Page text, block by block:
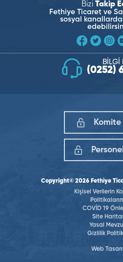
Bizi Takip
Fethiye Ticaret ve
sosyal
BİLGİ
(0252)
Komite
Copyright© 2026 Fethiye
Kişisel Verilerin
COVİD 19
Site
Yasal
Gizlilik
Web